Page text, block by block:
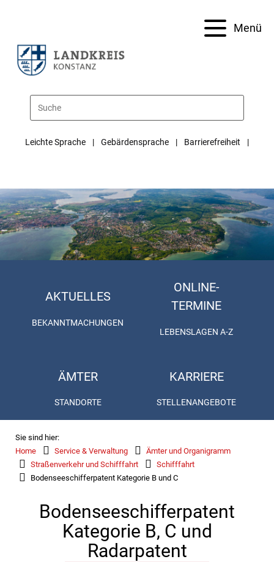
Menü
Leichte Sprache Gebärdensprache Barrierefreiheit
AKTUELLES
BEKANNTMACHUNGEN
ONLINE-
TERMINE
LEBENSLAGEN A-Z
ÄMTER
STANDORTE
KARRIERE
STELLENANGEBOTE
Sie sind hier:
Home
Service & Verwaltung
Ämter und Organigramm
Straßenverkehr und Schifffahrt
Schifffahrt
Bodenseeschifferpatent Kategorie B und C
Bodenseeschifferpatent
Kategorie B, C und
Radarpatent